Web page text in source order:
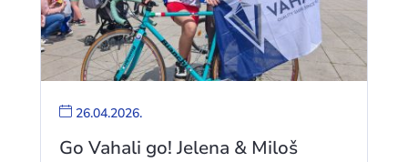
26.04.2026.
Go Vahali go! Jelena & Miloš